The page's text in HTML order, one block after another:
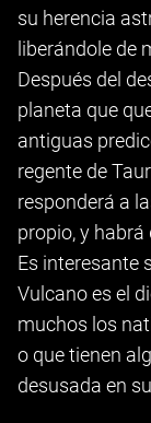
su herencia
liberándole de
Después del
planeta que
antiguas
regente de
responderá a
propio, y habrá
Es interesante
Vulcano es el
muchos los
o que tienen
desusada en